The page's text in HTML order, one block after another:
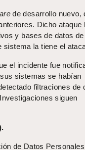
de desarrollo nuevo,
Dicho ataque
y bases de datos
sistema la tiene el
el incidente fue
sistemas se habían
filtraciones de
siguen
de Datos Personales